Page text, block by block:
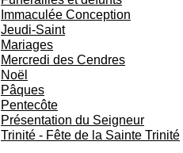
Immaculée Conception
Jeudi-Saint
Mariages
Mercredi des Cendres
Noël
Pâques
Pentecôte
Présentation du Seigneur
Trinité - Fête de la Sainte Trinité